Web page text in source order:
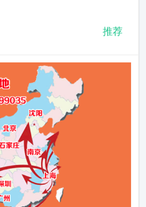
推荐